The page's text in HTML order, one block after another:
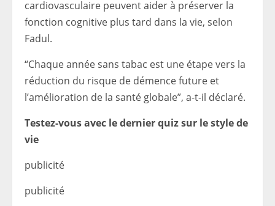
cardiovasculaire peuvent aider à préserver la
fonction cognitive plus tard dans la vie, selon
Fadul.
“Chaque année sans tabac est une étape vers la
réduction du risque de démence future et
l’amélioration de la santé globale”, a-t-il déclaré.
Testez-vous avec le dernier quiz sur le style de
vie
publicité
publicité